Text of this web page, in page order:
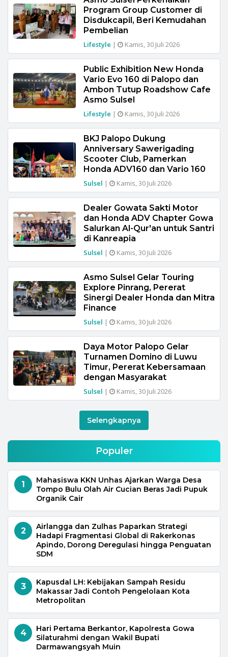
Program Group Customer di
Disdukcapil, Beri Kemudahan
Pembelian
Lifestyle | Kamis, 30 Juli 2026
Public Exhibition New Honda
Vario Evo 160 di Palopo dan
Ambon Tutup Roadshow Cafe
Asmo Sulsel
Lifestyle | Kamis, 30 Juli 2026
BKJ Palopo Dukung
Anniversary Sawerigading
Scooter Club, Pamerkan
Honda ADV160 dan Vario 160
Sulsel | Kamis, 30 Juli 2026
Dealer Gowata Sakti Motor
dan Honda ADV Chapter Gowa
Salurkan Al-Qur'an untuk Santri
di Kanreapia
Sulsel | Kamis, 30 Juli 2026
Asmo Sulsel Gelar Touring
Explore Pinrang, Pererat
Sinergi Dealer Honda dan Mitra
Finance
Sulsel | Kamis, 30 Juli 2026
Daya Motor Palopo Gelar
Turnamen Domino di Luwu
Timur, Pererat Kebersamaan
dengan Masyarakat
Sulsel | Kamis, 30 Juli 2026
Selengkapnya
Populer
1
Mahasiswa KKN Unhas Ajarkan Warga Desa
Tompo Bulu Olah Air Cucian Beras Jadi Pupuk
Organik Cair
2
Airlangga dan Zulhas Paparkan Strategi
Hadapi Fragmentasi Global di Rakerkonas
Apindo, Dorong Deregulasi hingga Penguatan
SDM
3
Kapusdal LH: Kebijakan Sampah Residu
Makassar Jadi Contoh Pengelolaan Kota
Metropolitan
4
Hari Pertama Berkantor, Kapolresta Gowa
Silaturahmi dengan Wakil Bupati
Darmawangsyah Muin